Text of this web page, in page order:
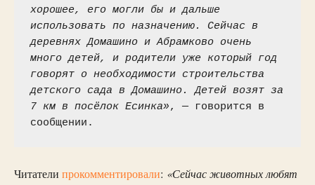
хорошее, его могли бы и дальше
использовать по назначению. Сейчас в
деревнях Домашино и Абрамково очень
много детей, и родители уже который год
говорят о необходимости строительства
детского сада в Домашино. Детей возят за
7 км в посёлок Есинка», — говорится в
сообщении.
Читатели прокомментировали: «Сейчас животных любят